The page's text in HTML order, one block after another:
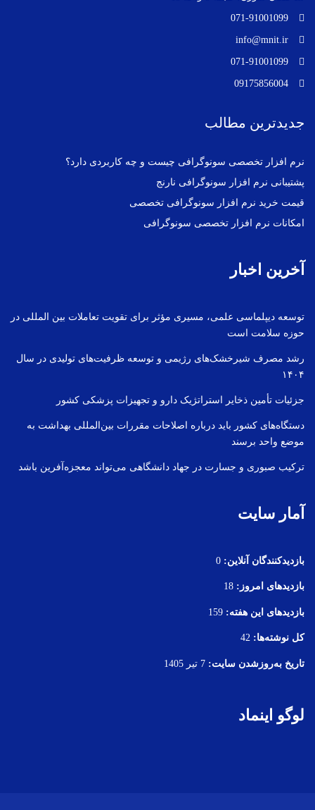
071-91001099
info@mnit.ir
071-91001099
09175856004
جدیدترین مطالب
نرم افزار تخصصی سونوگرافی چیست و چه کاربردی دارد؟
پشتیبانی نرم افزار سونوگرافی نارنج
قیمت خرید نرم افزار سونوگرافی تخصصی
امکانات نرم افزار تخصصی سونوگرافی
آخرین اخبار
توسعه دیپلماسی علمی، مسیری مؤثر برای تقویت تعاملات بین المللی در
حوزه سلامت است
رشد مصرف شیرخشک‌های رژیمی و توسعه ظرفیت‌های تولیدی در سال
۱۴۰۴
جزئیات تأمین ذخایر استراتژیک دارو و تجهیزات پزشکی کشور
دستگاه‌های کشور باید درباره اصلاحات مقررات بین‌المللی بهداشت به
موضع واحد برسند
ترکیب صبوری و جسارت در جهاد دانشگاهی می‌تواند معجزه‌آفرین باشد
آمار سایت
بازدیدکنندگان آنلاین: 0
بازدیدهای امروز: 18
بازدیدهای این هفته: 159
کل نوشته‌ها: 42
تاریخ به‌روزشدن سایت: 7 تیر 1405
لوگو اینماد